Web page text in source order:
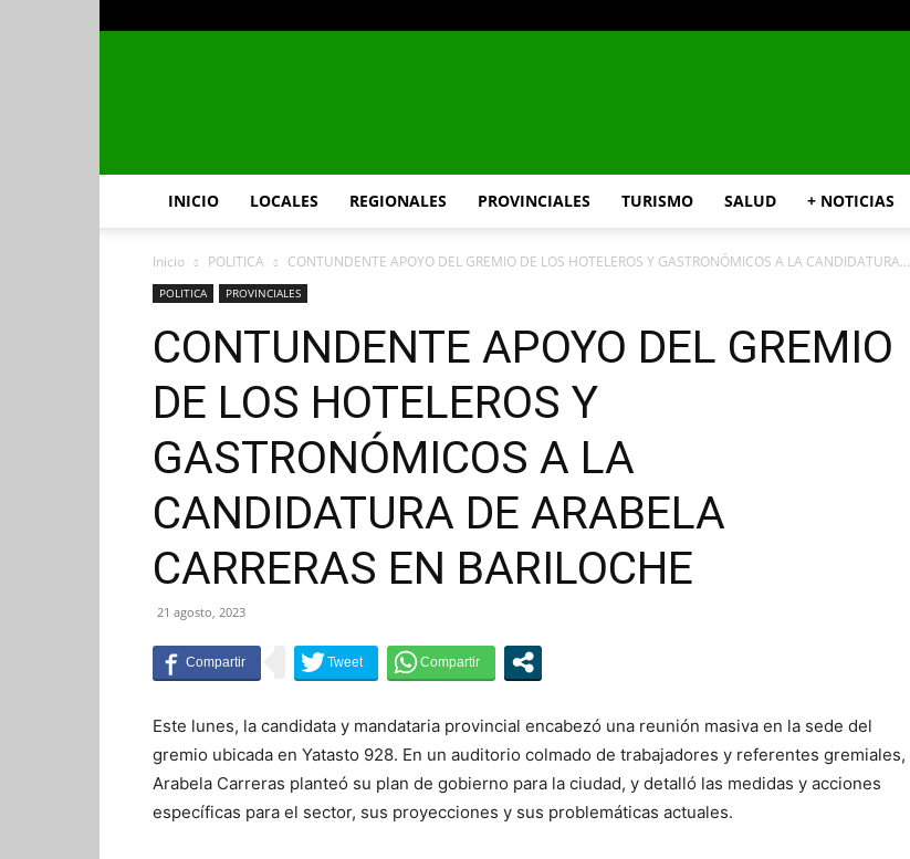
INFO24
INICIO LOCALES REGIONALES PROVINCIALES TURISMO SALUD + NOTICIAS
Inicio POLITICA CONTUNDENTE APOYO DEL GREMIO DE LOS HOTELEROS Y GASTRONÓMICOS A LA CANDIDATURA...
POLITICA PROVINCIALES
CONTUNDENTE APOYO DEL GREMIO
DE LOS HOTELEROS Y
GASTRONÓMICOS A LA
CANDIDATURA DE ARABELA
CARRERAS EN BARILOCHE
21 agosto, 2023
Este lunes, la candidata y mandataria provincial encabezó una reunión masiva en la sede del
gremio ubicada en Yatasto 928. En un auditorio colmado de trabajadores y referentes gremiales,
Arabela Carreras planteó su plan de gobierno para la ciudad, y detalló las medidas y acciones
específicas para el sector, sus proyecciones y sus problemáticas actuales.